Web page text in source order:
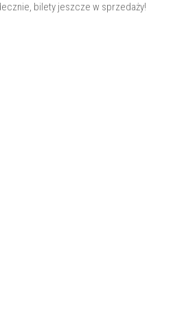
bilety jeszcze w sprzedaży!